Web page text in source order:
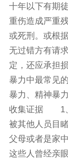
十年以下有期
重伤造成严重
或死刑。或根
无过错方有请
定，还应承担
暴力中最常见
暴力、精神暴
收集证据 1、
被其他人员目
父母或者是家
这些人曾经亲